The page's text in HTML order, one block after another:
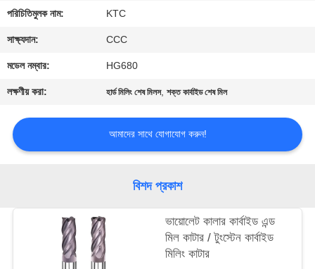
যোগাযোগ
করুন
উদ্ধৃতির
আবেদন
ম্যাপ
PRIVACY
পরিচিতিমুলক নাম: KTC
সাক্ষ্যদান: CCC
মডেল নম্বার: HG680
লক্ষণীয় করা: হার্ড মিলিং শেষ মিলস,শক্ত কার্বাইড শেষ মিল
আমাদের সাথে যোগাযোগ করুন!
বিশদ প্রকাশ
ভায়োলেট কালার কার্বাইড এন্ড
মিল কাটার / টুংস্টেন কার্বাইড
মিলিং কাটার